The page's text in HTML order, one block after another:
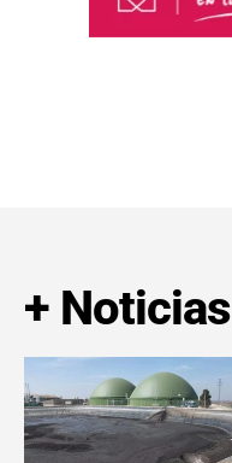
+ Noticias